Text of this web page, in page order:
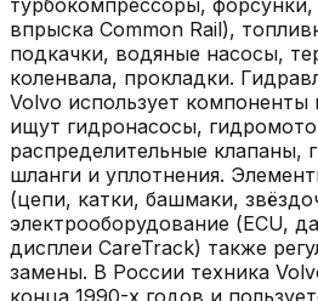
впрыска Common Rail),
подкачки, водяные насосы,
коленвала, прокладки.
Volvo использует
ищут гидронасосы,
распределительные клапаны,
шланги и уплотнения.
(цепи, катки, башмаки,
электрооборудование (ECU,
дисплеи CareTrack) также
замены. В России техника
конца 1990-х годов и